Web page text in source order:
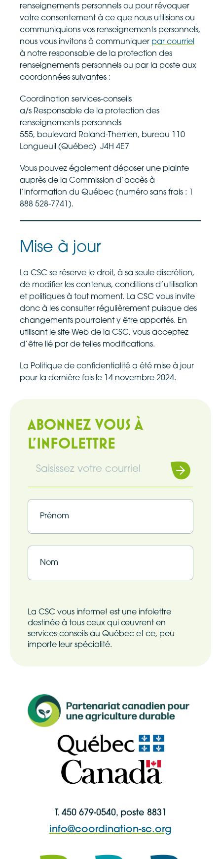
renseignements personnels ou pour révoquer
votre consentement à ce que nous utilisions ou
communiquions vos renseignements personnels,
nous vous invitons à communiquer par courriel
à notre responsable de la protection des
renseignements personnels ou par la poste aux
coordonnées suivantes :
Coordination services-conseils
a/s Responsable de la protection des
renseignements personnels
555, boulevard Roland-Therrien, bureau 110
Longueuil (Québec) J4H 4E7
Vous pouvez également déposer une plainte
auprès de la Commission d’accès à
l’information du Québec (numéro sans frais : 1
888 528-7741).
Mise à jour
La CSC se réserve le droit, à sa seule discrétion,
de modifier les contenus, conditions d’utilisation
et politiques à tout moment. La CSC vous invite
donc à les consulter régulièrement puisque des
changements pourraient y être apportés. En
utilisant le site Web de la CSC, vous acceptez
d’être lié par de telles modifications.
La Politique de confidentialité a été mise à jour
pour la dernière fois le 14 novembre 2024.
ABONNEZ VOUS À
L'INFOLETTRE
Infolettre
Infolettre
Souscrire
La CSC vous informe! est une infolettre
destinée à tous ceux qui œuvrent en
services-conseils au Québec et ce, peu
importe leur spécialité.
T. 450 679-0540, poste 8831
info@coordination-sc.org